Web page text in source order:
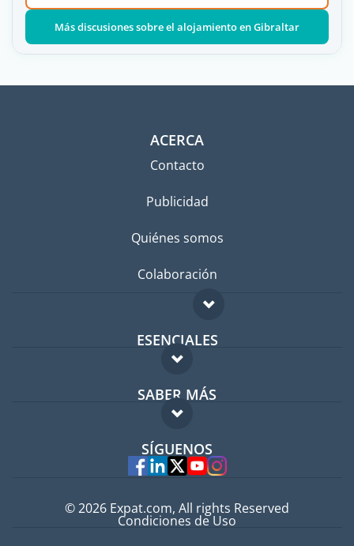
Más discusiones sobre el alojamiento en Gibraltar
ACERCA
Contacto
Publicidad
Quiénes somos
Colaboración
ESENCIALES
Foro para expatriados
Guía para expatriados
Trabajos en el extranjero
SABER MÁS
FAQ
Expertos
SÍGUENOS
© 2026 Expat.com, All rights Reserved
Condiciones de Uso